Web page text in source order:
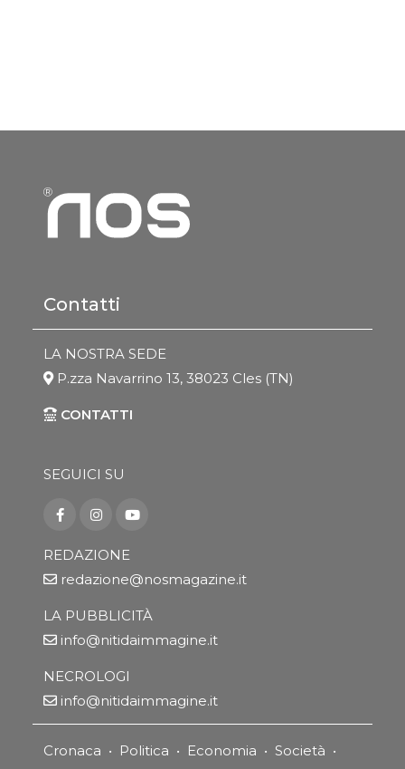
Contatti
LA NOSTRA SEDE
P.zza Navarrino 13, 38023 Cles (TN)
CONTATTI
SEGUICI SU
REDAZIONE
redazione@nosmagazine.it
LA PUBBLICITÀ
info@nitidaimmagine.it
NECROLOGI
info@nitidaimmagine.it
Cronaca • Politica • Economia • Società •